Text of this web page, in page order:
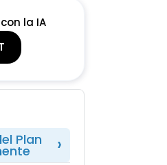
la IA
Plan